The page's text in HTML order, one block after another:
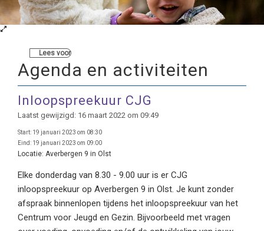
Lees voor
Agenda en activiteiten
Inloopspreekuur CJG
Laatst gewijzigd: 16 maart 2022 om 09:49
Start: 19 januari 2023 om 08:30
Eind: 19 januari 2023 om 09:00
Locatie: Averbergen 9 in Olst
Elke donderdag van 8.30 - 9.00 uur is er CJG
inloopspreekuur op Averbergen 9 in Olst. Je kunt zonder
afspraak binnenlopen tijdens het inloopspreekuur van het
Centrum voor Jeugd en Gezin. Bijvoorbeeld met vragen